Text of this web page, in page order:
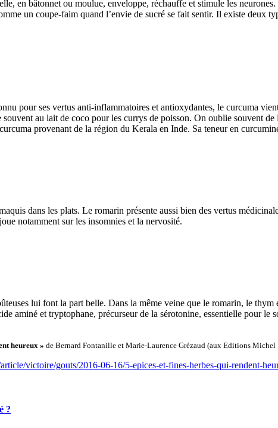
en bâtonnet ou moulue, enveloppe, réchauffe et stimule les
un coupe-faim quand l’envie de sucré se fait sentir. Il existe deux
pour ses vertus anti-inflammatoires et antioxydantes, le curcuma
au lait de coco pour les currys de poisson. On oublie souvent
provenant de la région du Kerala en Inde. Sa teneur en
dans les plats. Le romarin présente aussi bien des vertus
notamment sur les insomnies et la nervosité.
lui font la part belle. Dans la même veine que le romarin, le
aminé et tryptophane, précurseur de la sérotonine, essentielle pour
heureux » de Bernard Fontanille et Marie-Laurence Grézaud (aux Editions Michel
victoire/gouts/2016-06-16/5-epices-et-fines-herbes-qui-rendent-
?